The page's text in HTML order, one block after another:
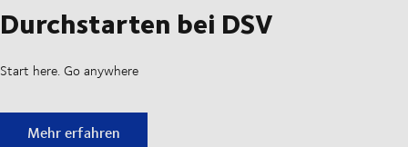
Durchstarten bei DSV
Start here. Go anywhere
Durchstarten bei DSV
Mehr erfahren